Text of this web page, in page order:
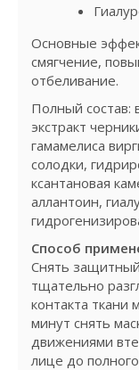
Основные
смягчение,
отбеливание.
Полный состав:
экстракт
гамамелиса
солодки,
ксантановая
аллантоин,
Способ
Снять
тщательно
контакта ткани
минут снять
движениями
лице до